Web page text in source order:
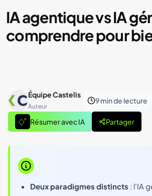
IA agentique vs IA
comprendre pour
Équipe Castelis
Auteur
9 minde lecture
Résumer avec IA Partager
Deux paradigmes distincts : l’IA